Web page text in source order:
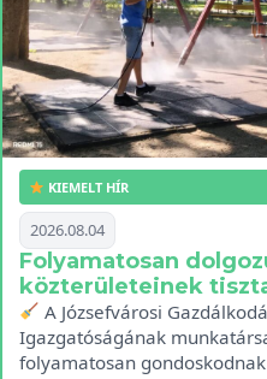
KIEMELT HÍR
2026.08.04
Folyamatosan
közterületeinek
A Józsefvárosi
Igazgatóságának
folyamatosan